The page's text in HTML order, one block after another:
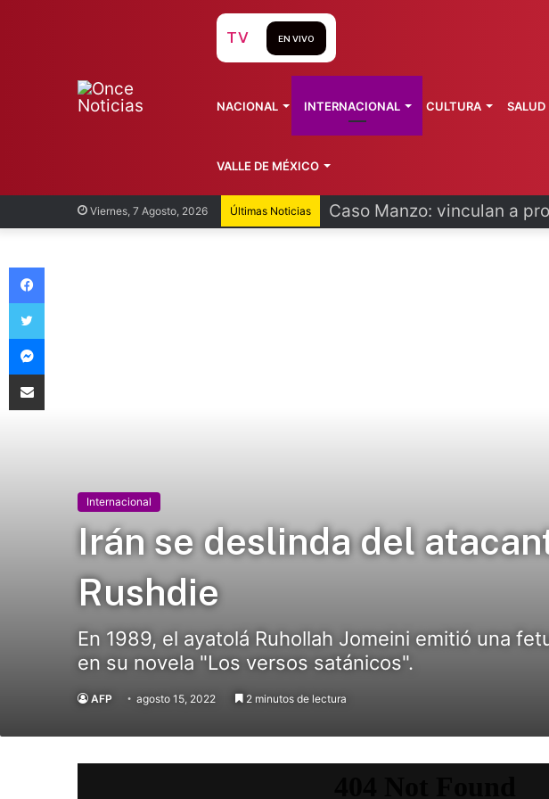
Viernes, 7 Agosto, 2026 Últimas Noticias Egresan primeros
TV EN VIVO
NACIONAL INTERNACIONAL CULTURA SALUD
VALLE DE MÉXICO
Internacional
Irán se deslinda del
Rushdie
En 1989, el ayatolá Ruhollah Jomeini emitió una
en su novela "Los versos satánicos".
AFP agosto 15, 2022 2 minutos de lectura
Facebook
Twitter
Messenger
Compartir vía Email